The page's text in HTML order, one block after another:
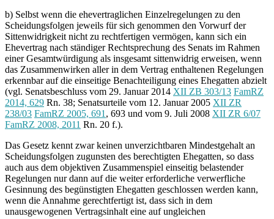
b) Selbst wenn die ehevertraglichen Einzelregelungen zu den
Scheidungsfolgen jeweils für sich genommen den Vorwurf der
Sittenwidrigkeit nicht zu rechtfertigen vermögen, kann sich ein
Ehevertrag nach ständiger Rechtsprechung des Senats im Rahmen
einer Gesamtwürdigung als insgesamt sittenwidrig erweisen, wenn
das Zusammenwirken aller in dem Vertrag enthaltenen Regelungen
erkennbar auf die einseitige Benachteiligung eines Ehegatten abzielt
(vgl. Senatsbeschluss vom 29. Januar 2014 XII ZB 303/13 FamRZ
2014, 629 Rn. 38; Senatsurteile vom 12. Januar 2005 XII ZR
238/03 FamRZ 2005, 691, 693 und vom 9. Juli 2008 XII ZR 6/07
FamRZ 2008, 2011 Rn. 20 f.).
Das Gesetz kennt zwar keinen unverzichtbaren Mindestgehalt an
Scheidungsfolgen zugunsten des berechtigten Ehegatten, so dass
auch aus dem objektiven Zusammenspiel einseitig belastender
Regelungen nur dann auf die weiter erforderliche verwerfliche
Gesinnung des begünstigten Ehegatten geschlossen werden kann,
wenn die Annahme gerechtfertigt ist, dass sich in dem
unausgewogenen Vertragsinhalt eine auf ungleichen